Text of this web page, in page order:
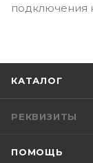
подключения
КАТАЛОГ
РЕКВИЗИТЫ
ПОМОЩЬ